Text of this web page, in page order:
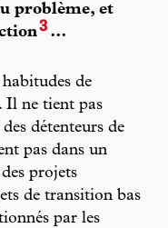
problème, et
3 …
habitudes de
Il ne tient pas
détenteurs de
pas dans un
projets
de transition bas
par les